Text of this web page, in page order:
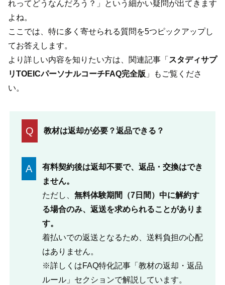
れってどうなんだろう？」という細かい疑問が出てきます
よね。
ここでは、特に多く寄せられる質問を5つピックアップし
てお答えします。
より詳しい内容を知りたい方は、関連記事「 スタディサプ
リTOEICパーソナルコーチFAQ完全版 」もご覧くださ
い。
Q 教材は返却が必要？返品できる？
A
有料契約後は返却不要で、返品・交換はでき
ません。
ただし、 無料体験期間（7日間）中に解約す
る場合のみ、返送を求められることがありま
す。
着払いでの返送となるため、送料負担の心配
はありません。
※詳しくはFAQ特化記事「教材の返却・返品
ルール」セクションで解説しています。